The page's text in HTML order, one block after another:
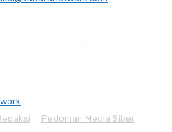
Pedoman Media Siber